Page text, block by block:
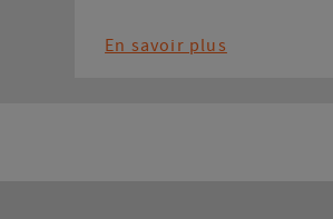
En savoir plus